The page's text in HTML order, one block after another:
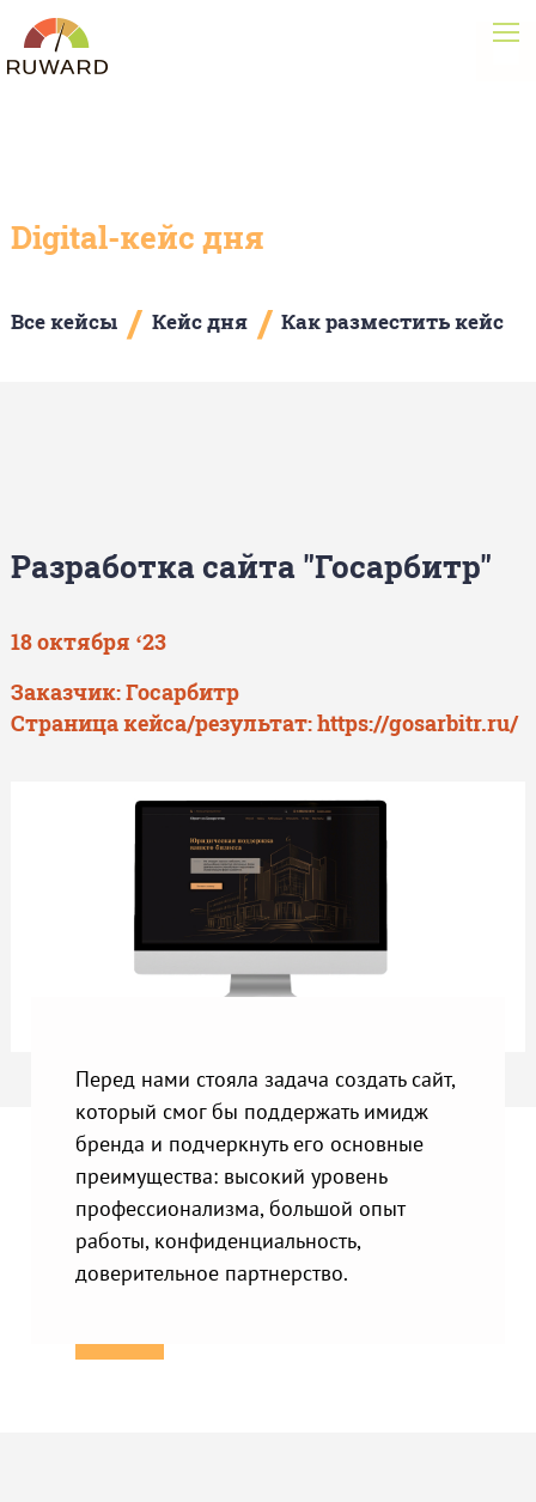
Digital-кейс дня
Все кейсы / Кейс дня / Как разместить кейс
Разработка сайта "Госарбитр"
18 октября ‘23
Заказчик: Госарбитр
Страница кейса/результат:https://gosarbitr.ru/
Перед нами стояла задача создать сайт,
который смог бы поддержать имидж
бренда и подчеркнуть его основные
преимущества: высокий уровень
профессионализма, большой опыт
работы, конфиденциальность,
доверительное партнерство.